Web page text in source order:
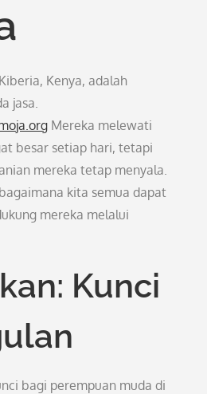
Kenya, adalah
jasa.
Mereka melewati
besar setiap hari, tetapi
mereka tetap menyala.
kita semua dapat
mereka melalui
Kunci
bagi perempuan muda di